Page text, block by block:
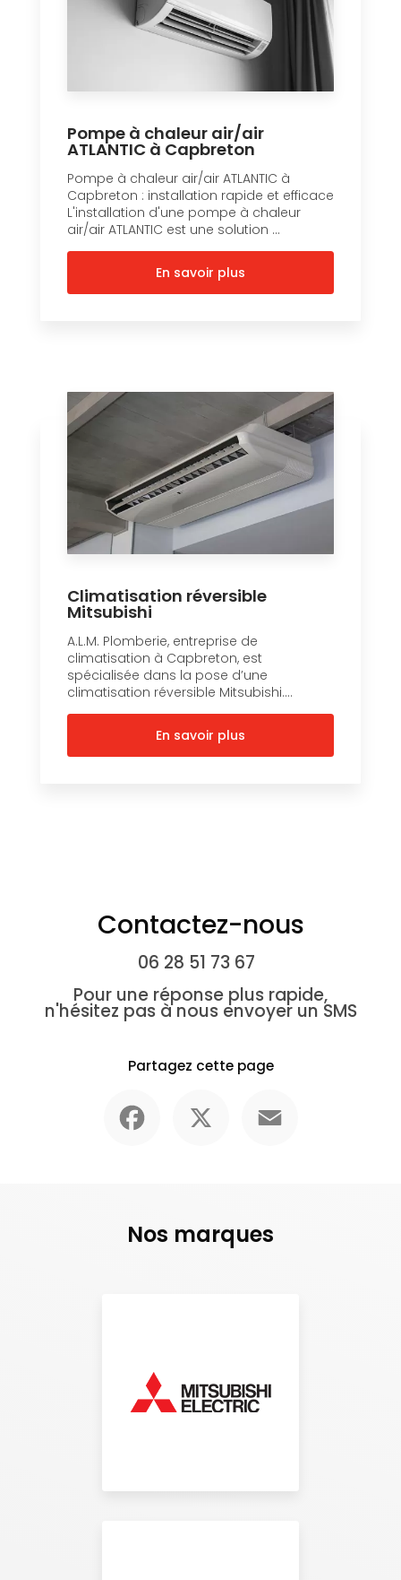
Pompe à chaleur air/air
ATLANTIC à Capbreton
Pompe à chaleur air/air ATLANTIC à
Capbreton : installation rapide et efficace
L'installation d'une pompe à chaleur
air/air ATLANTIC est une solution ...
En savoir plus
Climatisation réversible
Mitsubishi
A.L.M. Plomberie, entreprise de
climatisation à Capbreton, est
spécialisée dans la pose d’une
climatisation réversible Mitsubishi....
En savoir plus
Contactez-nous
06 28 51 73 67
Pour une réponse plus rapide,
n'hésitez pas à nous envoyer un SMS
Partagez cette page
Nos marques